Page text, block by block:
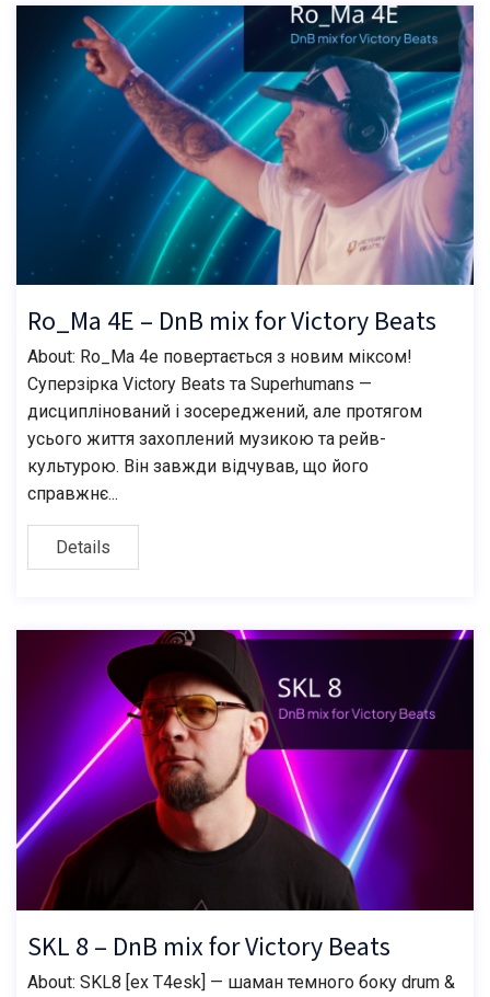
Ro_Ma 4E – DnB mix for Victory Beats
About: Ro_Ma 4e повертається з новим міксом!
Суперзірка Victory Beats та Superhumans —
дисциплінований і зосереджений, але протягом
усього життя захоплений музикою та рейв-
культурою. Він завжди відчував, що його
справжнє...
Details
SKL 8 – DnB mix for Victory Beats
About: SKL8 [ex T4esk] — шаман темного боку drum &